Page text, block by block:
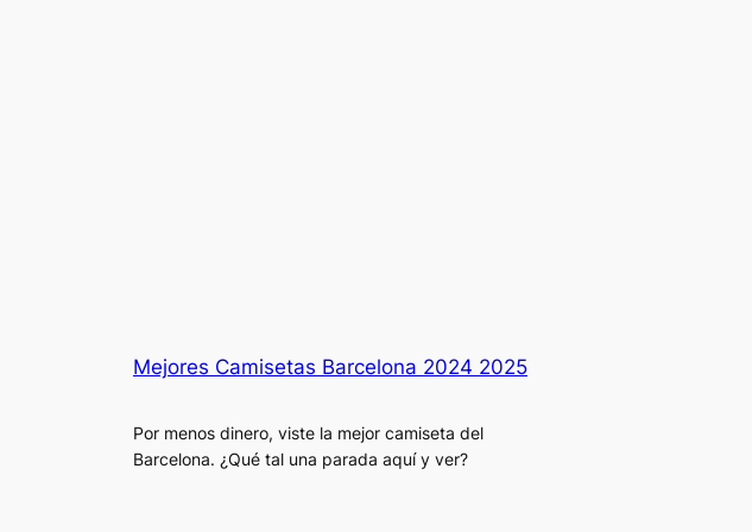
Mejores Camisetas Barcelona 2024 2025
Por menos dinero, viste la mejor camiseta del
Barcelona. ¿Qué tal una parada aquí y ver?